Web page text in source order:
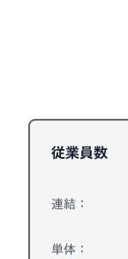
従業員数
連結：
単体：